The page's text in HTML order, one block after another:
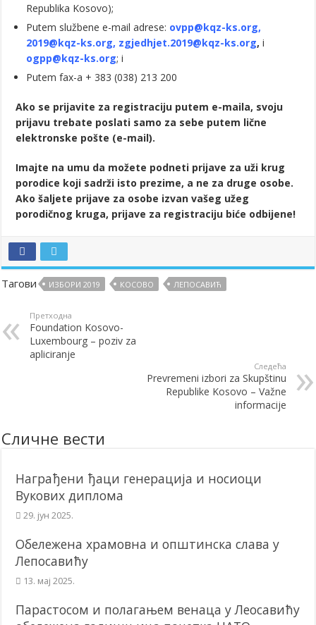
Republika Kosovo);
Putem službene e-mail adrese: ovpp@kqz-ks.org,
2019@kqz-ks.org, zgjedhjet.2019@kqz-ks.org, i
ogpp@kqz-ks.org; i
Putem fax-a + 383 (038) 213 200
Ako se prijavite za registraciju putem e-maila, svoju
prijavu trebate poslati samo za sebe putem lične
elektronske pošte (e-mail).
Imajte na umu da možete podneti prijave za uži krug
porodice koji sadrži isto prezime, a ne za druge osobe.
Ako šaljete prijave za osobe izvan vašeg užeg
porodičnog kruga, prijave za registraciju biće odbijene!
Тагови ИЗБОРИ 2019 КОСОВО ЛЕПОСАВИЋ
Претходна
Foundation Kosovo-
Luxembourg – poziv za
apliciranje
Следећа
Prevremeni izbori za Skupštinu
Republike Kosovo – Važne
informacije
Сличне вести
Награђени ђаци генерација и носиоци
Вукових диплома
29. јун 2025.
Обележена храмовна и општинска слава у
Лепосавићу
13. мај 2025.
Парастосом и полагањем венаца у Леосавићу